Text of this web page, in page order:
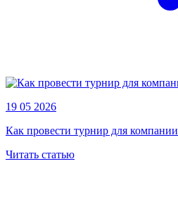
19 05 2026
Как провести турнир для компании
Читать статью